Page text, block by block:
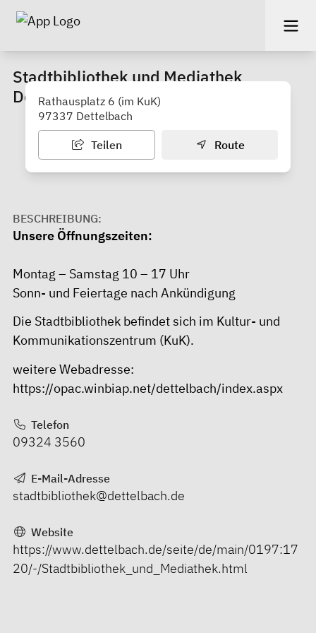
Stadtbibliothek und Mediathek
Dettelbach
Rathausplatz 6 (im KuK)
97337 Dettelbach
Teilen Route
BESCHREIBUNG:
Unsere Öffnungszeiten:
Montag – Samstag 10 – 17 Uhr
Sonn- und Feiertage nach Ankündigung
Die Stadtbibliothek befindet sich im Kultur- und
Kommunikationszentrum (KuK).
weitere Webadresse:
https://opac.winbiap.net/dettelbach/index.aspx
Telefon
09324 3560
E-Mail-Adresse
stadtbibliothek@dettelbach.de
Website
https://www.dettelbach.de/seite/de/main/0197:17
20/-/Stadtbibliothek_und_Mediathek.html